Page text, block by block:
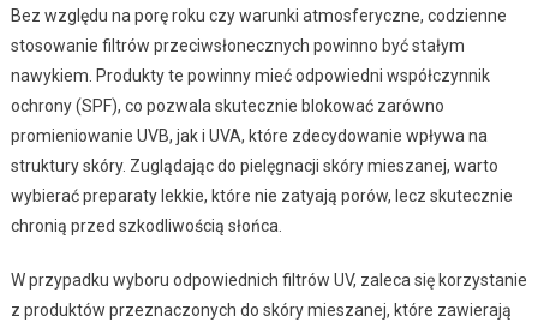
Bez względu na porę roku czy warunki atmosferyczne, codzienne
stosowanie filtrów przeciwsłonecznych powinno być stałym
nawykiem. Produkty te powinny mieć odpowiedni współczynnik
ochrony (SPF), co pozwala skutecznie blokować zarówno
promieniowanie UVB, jak i UVA, które zdecydowanie wpływa na
struktury skóry. Zuglądając do pielęgnacji skóry mieszanej, warto
wybierać preparaty lekkie, które nie zatyają porów, lecz skutecznie
chronią przed szkodliwością słońca.
W przypadku wyboru odpowiednich filtrów UV, zaleca się korzystanie
z produktów przeznaczonych do skóry mieszanej, które zawierają